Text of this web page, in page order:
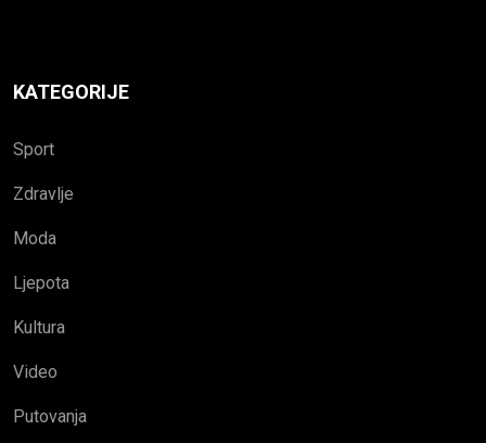
KATEGORIJE
Sport
Zdravlje
Moda
Ljepota
Kultura
Video
Putovanja